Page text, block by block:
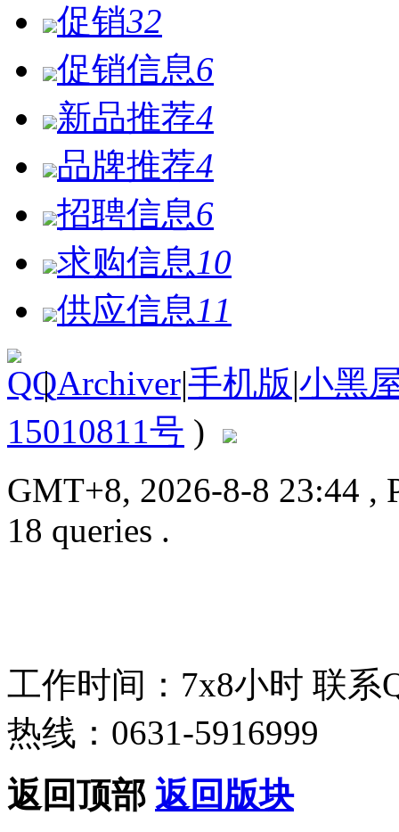
促销32
促销信息6
新品推荐4
品牌推荐4
招聘信息6
求购信息 10
供应信息 11
| Archiver|手机版|小黑
15010811号 )
GMT+8, 2026-8-8 23:44 ,
18 queries .
工作时间：7x8小时 联系
热线：0631-5916999
返回顶部 返回版块